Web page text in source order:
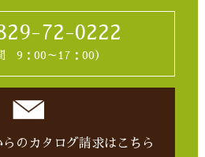
72-0222
9：00～17：00）
らの カタログ請求はこちら